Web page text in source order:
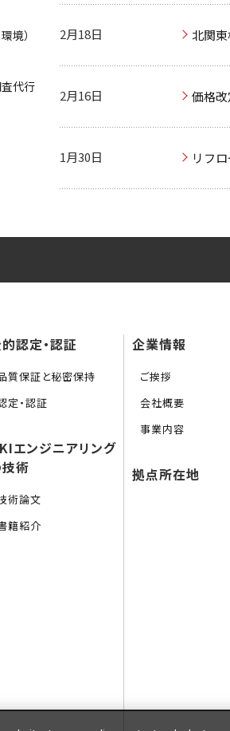
2月18日 北関東
2月16日 価格
1月30日 リフ
境）
代行
認定・認証
質保証と秘密保持
定・認証
エンジニアリング
術
術論文
籍紹介
企業情報
ご挨拶
会社概要
事業内容
拠点所在地